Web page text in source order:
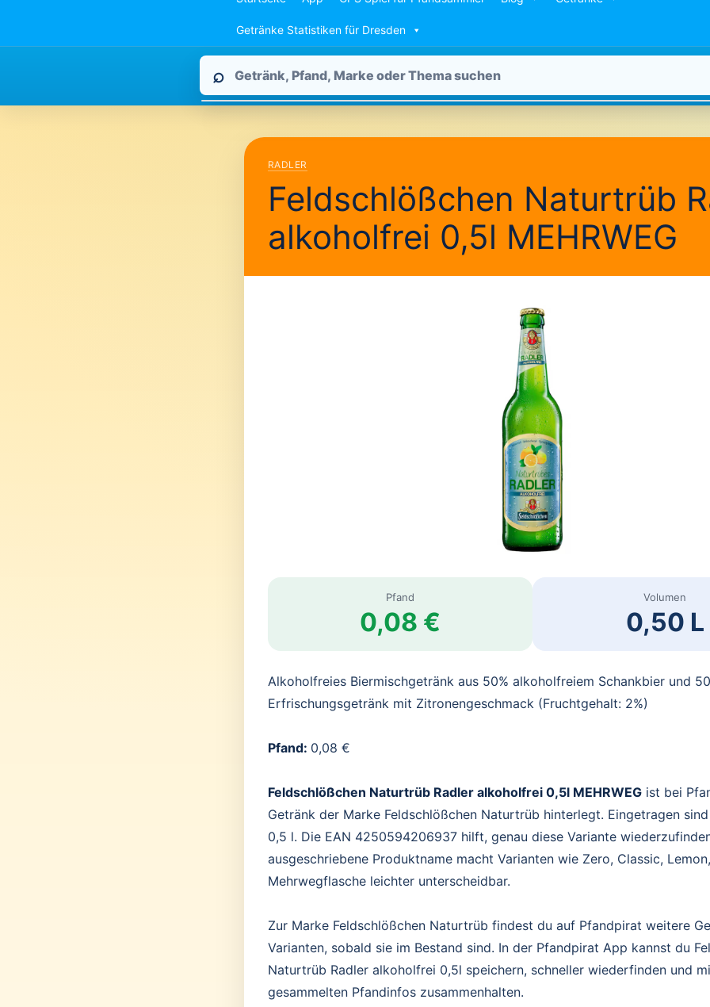
Getränke Statistiken für Dresden
Pfandpirat
durchsuchen
⌕
RADLER
Feldschlößchen Naturtrüb
alkoholfrei 0,5l MEHRWEG
Pfand
0,08 €
Volumen
0,50 L
Alkoholfreies Biermischgetränk aus 50% alkoholfreiem Schankbier und
Erfrischungsgetränk mit Zitronengeschmack (Fruchtgehalt: 2%)
Pfand: 0,08 €
Feldschlößchen Naturtrüb Radler alkoholfrei 0,5l MEHRWEG ist bei
Getränk der Marke Feldschlößchen Naturtrüb hinterlegt. Eingetragen sind
0,5 l. Die EAN 4250594206937 hilft, genau diese Variante
ausgeschriebene Produktname macht Varianten wie Zero, Classic,
Mehrwegflasche leichter unterscheidbar.
Zur Marke Feldschlößchen Naturtrüb findest du auf Pfandpirat weitere
Varianten, sobald sie im Bestand sind. In der Pfandpirat App kannst du
Naturtrüb Radler alkoholfrei 0,5l speichern, schneller wiederfinden und
gesammelten Pfandinfos zusammenhalten.